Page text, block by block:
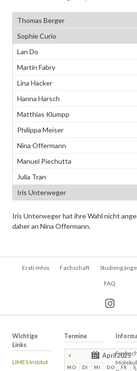
Thomas Berger
Sophie Curio
Lan Do
Martin Fabry
Lina Hacker
Hanna Harsch
Matthias Klumpp
Philippa Meiser
Nina Offermann
Manuel Piechutta
Julia Tran
Iris Unterweger
Iris Unterweger hat ihre Wahl nicht
daher an Nina Offermann.
Navigation
Ersti-Infos Fachschaft Studiengänge
FAQ
Wichtige
Links
LIMES Institut
Termine
< April 2025
MO DI MI DO FR